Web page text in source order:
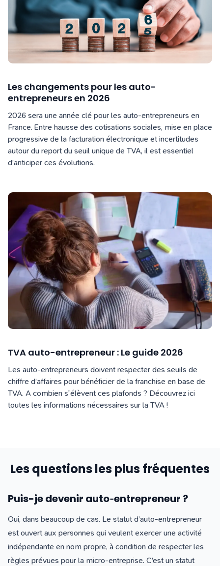
Les changements pour les auto-
entrepreneurs en 2026
2026 sera une année clé pour les auto‑entrepreneurs en
France. Entre hausse des cotisations sociales, mise en place
progressive de la facturation électronique et incertitudes
autour du report du seuil unique de TVA, il est essentiel
d’anticiper ces évolutions.
TVA auto-entrepreneur : Le guide 2026
Les auto-entrepreneurs doivent respecter des seuils de
chiffre d’affaires pour bénéficier de la franchise en base de
TVA. A combien s'élèvent ces plafonds ? Découvrez ici
toutes les informations nécessaires sur la TVA !
Les questions les plus fréquentes
Puis-je devenir auto‑entrepreneur ?
Oui, dans beaucoup de cas. Le statut d’auto-entrepreneur
est ouvert aux personnes qui veulent exercer une activité
indépendante en nom propre, à condition de respecter les
règles prévues pour la micro-entreprise. C’est un statut